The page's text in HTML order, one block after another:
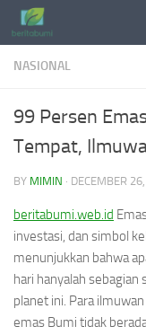
Skip to content
NASIONAL
99 Persen
Tempat,
BY MIMIN · DECEMBER
beritabumi.web.id
investasi, dan simbol
menunjukkan bahwa
hari hanyalah sebagian
planet ini. Para
emas Bumi tidak